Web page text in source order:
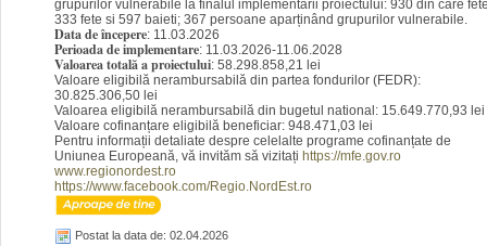
grupurilor vulnerabile la finalul implementării proiectului: 930 din care
333 fete si 597 baieti; 367 persoane aparținând grupurilor vulnerabile.
Data de începere: 11.03.2026
Perioada de implementare: 11.03.2026-11.06.2028
Valoarea totală a proiectului: 58.298.858,21 lei
Valoare eligibilă nerambursabilă din partea fondurilor (FEDR):
30.825.306,50 lei
Valoarea eligibilă nerambursabilă din bugetul national: 15.649.770,93 lei
Valoare cofinanțare eligibilă beneficiar: 948.471,03 lei
Pentru informații detaliate despre celelalte programe cofinanțate de
Uniunea Europeană, vă invităm să vizitați https://mfe.gov.ro
www.regionordest.ro
https://www.facebook.com/Regio.NordEst.ro
Postat la data de: 02.04.2026